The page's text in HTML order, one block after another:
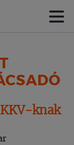
knak